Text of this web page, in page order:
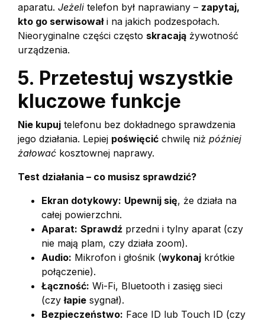
aparatu. Jeżeli telefon był naprawiany – zapytaj,
kto go serwisowałi na jakich podzespołach.
Nieoryginalne części często skracają żywotność
urządzenia.
5. Przetestuj wszystkie
kluczowe funkcje
Nie kupuj telefonu bez dokładnego sprawdzenia
jego działania. Lepiej poświęcić chwilę niż później
żałować kosztownej naprawy.
Test działania – co musisz sprawdzić?
Ekran dotykowy: Upewnij się, że działa na
całej powierzchni.
Aparat: Sprawdź przedni i tylny aparat (czy
nie mają plam, czy działa zoom).
Audio: Mikrofon i głośnik (wykonaj krótkie
połączenie).
Łączność: Wi-Fi, Bluetooth i zasięg sieci
(czyłapie sygnał).
Bezpieczeństwo: Face ID lub Touch ID (czy